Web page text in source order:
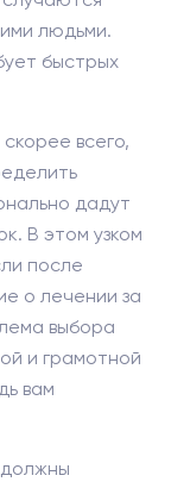
людьми.
быстрых
всего,
дадут
В этом узком
после
о лечении за
выбора
и грамотной
вам